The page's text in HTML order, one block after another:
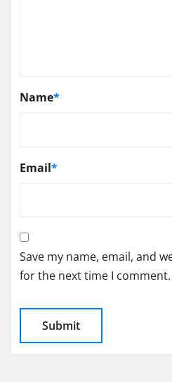
Name*
Email*
Save my name, email, and
for the next time I comment.